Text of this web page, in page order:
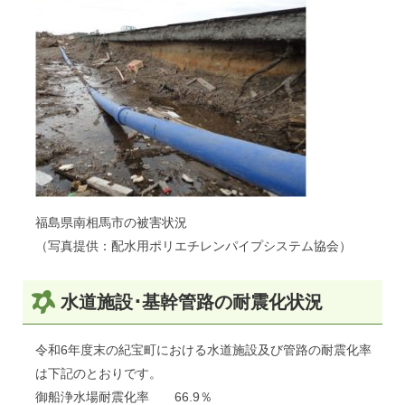
福島県南相馬市の被害状況
（写真提供：配水用ポリエチレンパイプシステム協会）
水道施設･基幹管路の耐震化状況
令和6年度末の紀宝町における水道施設及び管路の耐震化率
は下記のとおりです。
御船浄水場耐震化率 66.9％